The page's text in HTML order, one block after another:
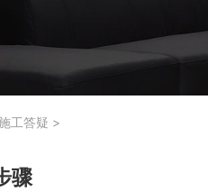
工答疑 >
骤